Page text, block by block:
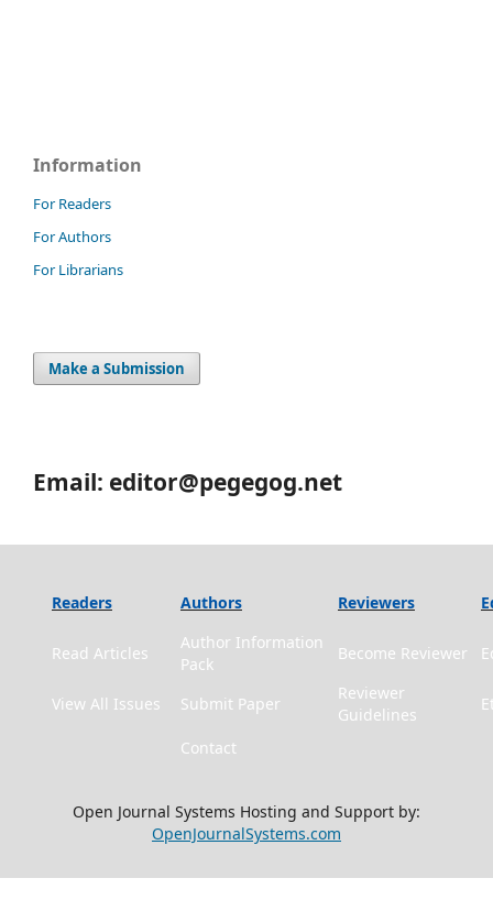
Information
For Readers
For Authors
For Librarians
Make a Submission
Email: editor@pegegog.net
Readers Authors Reviewers
Read Articles
Author Information
Pack
Become Reviewer
View All Issues Submit Paper
Reviewer
Guidelines
Contact
Open Journal Systems Hosting and Support by:
OpenJournalSystems.com